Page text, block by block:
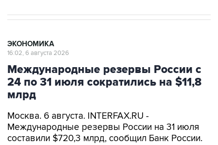
ЭКОНОМИКА
16:02, 6 августа 2026
Международные резервы России с
24 по 31 июля сократились на $11,8
млрд
Москва. 6 августа. INTERFAX.RU -
Международные резервы России на 31 июля
составили $720,3 млрд, сообщил Банк России.